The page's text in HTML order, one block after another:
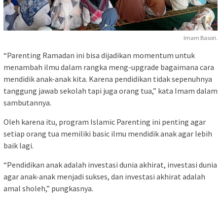
Imam Basori.
“Parenting Ramadan ini bisa dijadikan momentum untuk
menambah ilmu dalam rangka meng-upgrade bagaimana cara
mendidik anak-anak kita. Karena pendidikan tidak sepenuhnya
tanggung jawab sekolah tapi juga orang tua,” kata Imam dalam
sambutannya.
Oleh karena itu, program Islamic Parenting ini penting agar
setiap orang tua memiliki basic ilmu mendidik anak agar lebih
baik lagi.
“Pendidikan anak adalah investasi dunia akhirat, investasi dunia
agar anak-anak menjadi sukses, dan investasi akhirat adalah
amal sholeh,” pungkasnya.